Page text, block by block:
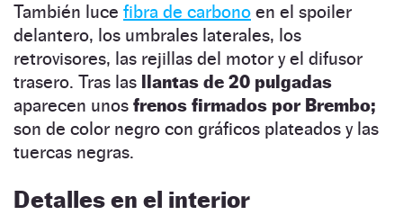
También luce fibra de carbono en el spoiler
delantero, los umbrales laterales, los
retrovisores, las rejillas del motor y el difusor
trasero. Tras las llantas de 20 pulgadas
aparecen unos frenos firmados por Brembo;
son de color negro con gráficos plateados y las
tuercas negras.
Detalles en el interior